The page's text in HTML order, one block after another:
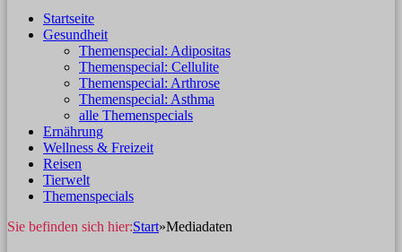
Startseite
Gesundheit
Themenspecial: Adipositas
Themenspecial: Cellulite
Themenspecial: Arthrose
Themenspecial: Asthma
alle Themenspecials
Ernährung
Wellness & Freizeit
Reisen
Tierwelt
Themenspecials
Sie befinden sich hier:Start»Mediadaten